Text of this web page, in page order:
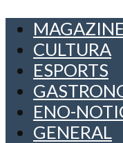
CULTURA
ESPORTS
ENO-
GENERAL